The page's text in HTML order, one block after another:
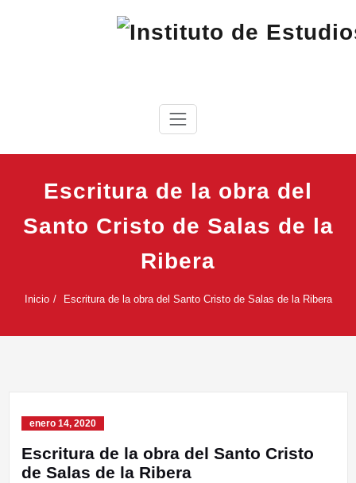
Instituto de Estudios Cabreireses
Escritura de la obra del
Santo Cristo de Salas de la
Ribera
Inicio Escritura de la obra del Santo Cristo de Salas de la Ribera
enero 14, 2020
Escritura de la obra del Santo Cristo
de Salas de la Ribera